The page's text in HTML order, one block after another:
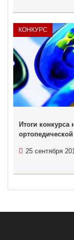
КОНКУРС
Итоги конкурса
25 сентября